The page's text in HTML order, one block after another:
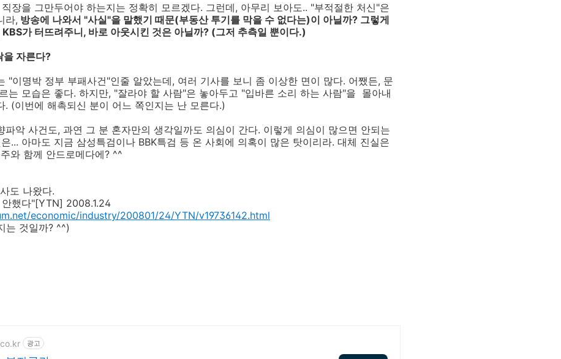
장을 그만두어야 하는지는 정확히 모르겠다. 그런데, 아무리 보아도.. "부적절한 처신"은
라, 방송에 나와서 "사실"을 말했기 때문(부동산 투기를 막을 수 없다는)이 아닐까? 그렇게
가 터뜨려주니, 바로 아웃시킨 것은 아닐까? (그저 추측일 뿐이다.)
을 자른다?
"이명박 정부 부패사건"인줄 알았는데, 여러 기사를 보니 좀 이상한 면이 많다. 어쨌든, 문
는 모습은 좋다. 하지만, "잘라야 할 사람"은 놓아두고 "입바른 소리 하는 사람"을 몰아내
. (이번에 해촉되신 분이 어느 쪽인지는 난 모른다.)
파악 사건도, 과연 그 분 혼자만의 생각일까도 의심이 간다. 이렇게 의심이 많으면 안되는
... 아마도 지금 삼성특검이나 BBK특검 등 온 사회에 의혹이 많은 탓이리라. 대체 진실은
와 함께 안드로메다에? ^^
도 나왔다.
했다"[YTN] 2008.1.24
economic/industry/200801/24/YTN/v19736142.html
는 것일까? ^^)
광고